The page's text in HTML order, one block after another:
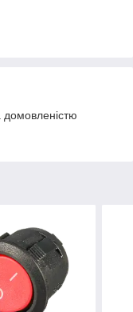
домовленістю